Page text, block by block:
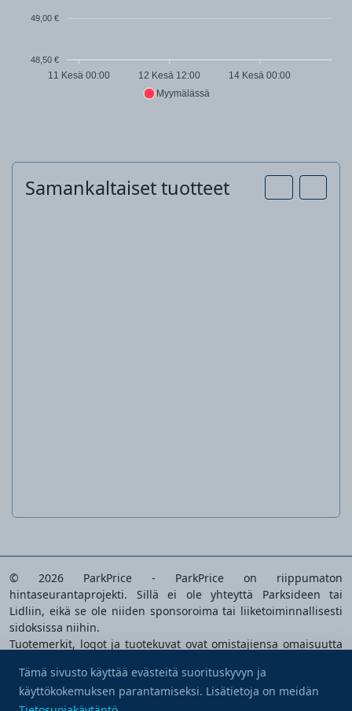
49,00 €
48,50 €
11 Kesä 00:00 12 Kesä 12:00 14 Kesä 00:00
Myymälässä
Samankaltaiset tuotteet
© 2026 ParkPrice - ParkPrice on riippumaton
hintaseurantaprojekti. Sillä ei ole yhteyttä Parksideen tai
Lidliin, eikä se ole niiden sponsoroima tai liiketoiminnallisesti
sidoksissa niihin.
Tuotemerkit, logot ja tuotekuvat ovat omistajiensa omaisuutta
tunnistamiseen.
Tietosuojakäytäntö|Käyttöehdot|Evästeasetukset|Ota
Osta minulle kahvi
Tämä sivusto käyttää evästeitä suorituskyvyn ja
käyttökokemuksen parantamiseksi. Lisätietoja on meidän